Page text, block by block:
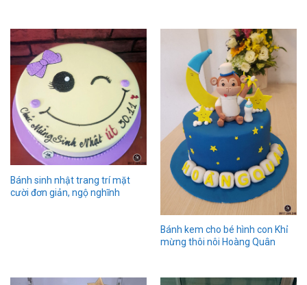
Bánh sinh nhật trang trí mặt
cười đơn giản, ngộ nghĩnh
Bánh kem cho bé hình con Khỉ
mừng thôi nôi Hoàng Quân